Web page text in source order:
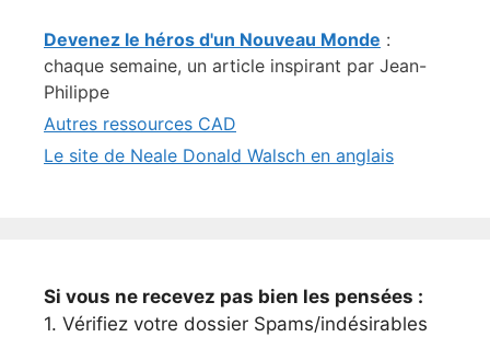
Devenez le héros d'un Nouveau Monde :
chaque semaine, un article inspirant par Jean-
Philippe
Autres ressources CAD
Le site de Neale Donald Walsch en anglais
Si vous ne recevez pas bien les pensées :
1. Vérifiez votre dossier Spams/indésirables